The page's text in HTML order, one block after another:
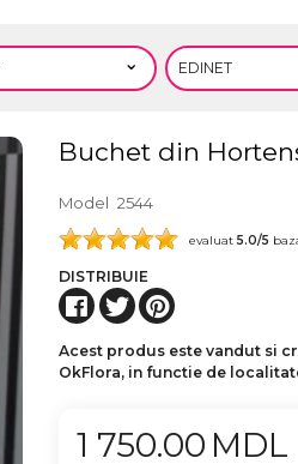
Buchet din
Model 2544
evaluat5.0/5
DISTRIBUIE
Acest produs este vandut si
OkFlora, in functie de
1 750.00 MDL